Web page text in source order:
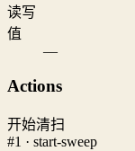
读写
值
—
Actions
开始清扫
#1 · start-sweep